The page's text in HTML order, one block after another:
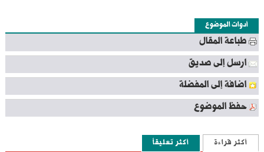
أدوات الموضوع
طباعة المقال
ارسل إلى صديق
اضافة إلى المفضلة
حفظ الموضوع
أكثر قراءة أكثر تعليقاً